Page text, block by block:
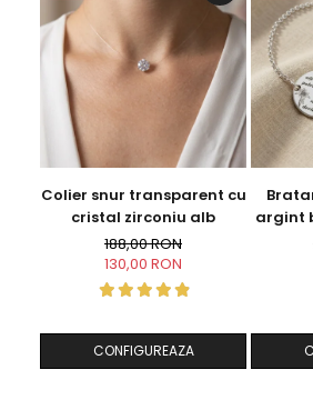
Colier snur transparent cu
cristal zirconiu alb
188,00 RON
130,00 RON
CONFIGUREAZA
argint